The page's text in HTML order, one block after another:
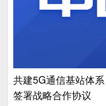
共建5G通信基站体
签署战略合作协议